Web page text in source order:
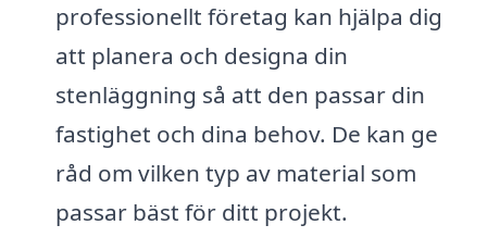
professionellt företag kan hjälpa dig
att planera och designa din
stenläggning så att den passar din
fastighet och dina behov. De kan ge
råd om vilken typ av material som
passar bäst för ditt projekt.